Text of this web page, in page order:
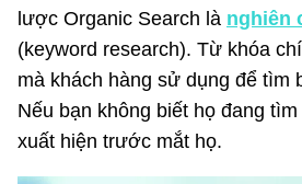
lược Organic Search là nghiên
(keyword research). Từ khóa
mà khách hàng sử dụng để tìm
Nếu bạn không biết họ đang
xuất hiện trước mắt họ.